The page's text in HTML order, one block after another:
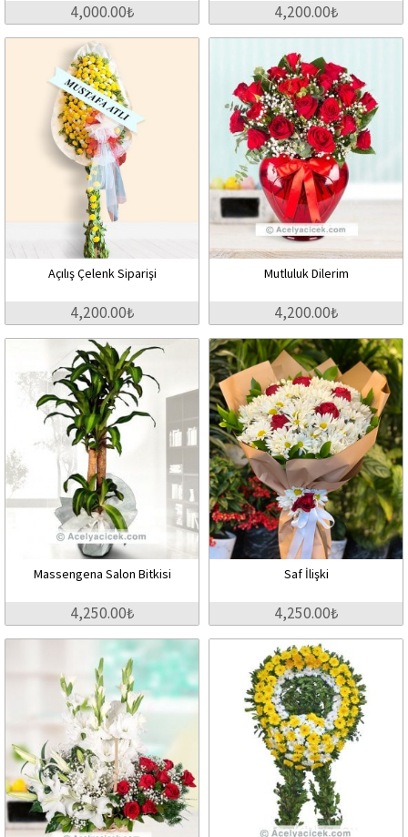
4,000.00₺ 4,200.00₺
Açılış Çelenk Siparişi
4,200.00₺
Mutluluk Dilerim
4,200.00₺
Massengena Salon Bitkisi
4,250.00₺
Saf İlişki
4,250.00₺